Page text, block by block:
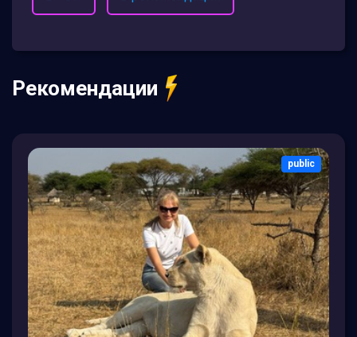
Рекомендации
public